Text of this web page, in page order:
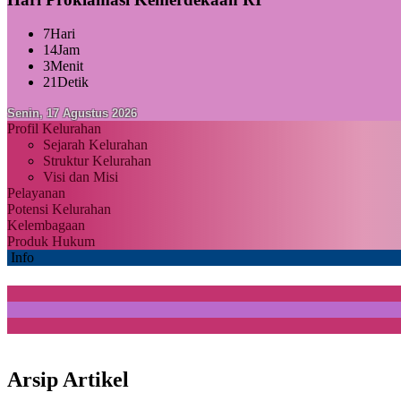
7Hari
14Jam
3Menit
20Detik
Senin, 17 Agustus 2026
Profil Kelurahan
Sejarah Kelurahan
Struktur Kelurahan
Visi dan Misi
Pelayanan
Potensi Kelurahan
Kelembagaan
Produk Hukum
Info
Arsip Artikel